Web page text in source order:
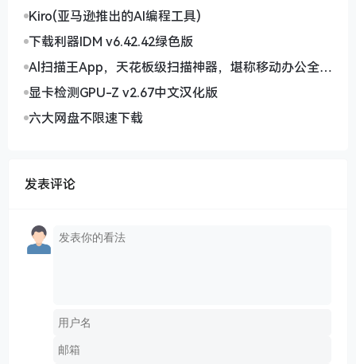
Kiro(亚马逊推出的AI编程工具)
下载利器IDM v6.42.42绿色版
Al扫描王App，天花板级扫描神器，堪称移动办公全能
助手
显卡检测GPU-Z v2.67中文汉化版
六大网盘不限速下载
发表评论